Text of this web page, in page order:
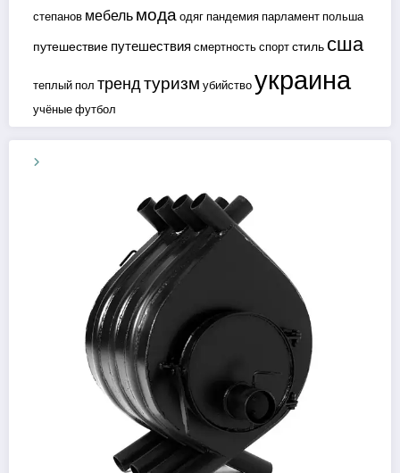
степанов мебельмодаодягпандемияпарламентпольша
путешествие путешествия смертностьспортстиль сша
теплый пол трендтуризм убийствоукраина
учёныефутбол